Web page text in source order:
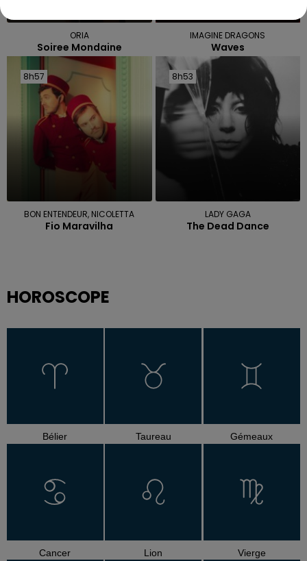
ORIA
Soiree Mondaine
IMAGINE DRAGONS
Waves
8h57
8h57
BON ENTENDEUR, NICOLETTA
Fio Maravilha
8h53
8h53
LADY GAGA
The Dead Dance
HOROSCOPE
Bélier Taureau Gémeaux
Cancer Lion Vierge